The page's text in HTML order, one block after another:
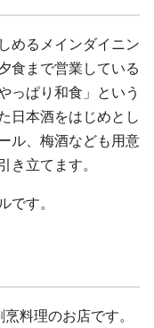
めるメインダイニン
食まで営業している
っぱり和食」という
日本酒をはじめとし
ル、梅酒なども用意
き立てます。
です。
料理のお店です。